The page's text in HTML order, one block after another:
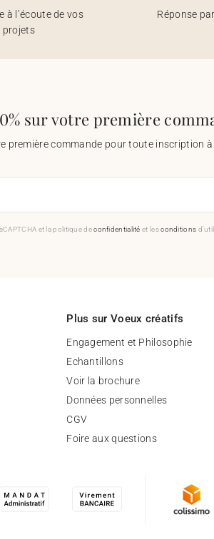
à l’écoute de vos
projets
Réponse
sur votre première
première commande pour toute inscription
et la politique deconfidentialité et lesconditions
Plus sur Voeux créatifs
Engagement et Philosophie
Echantillons
Voir la brochure
Données personnelles
CGV
Foire aux questions